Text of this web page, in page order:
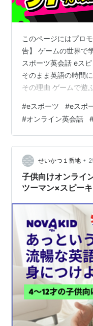
このページにはプロ
告】 ゲームの世界で
スポーツ英会話 eス
そのまま英語の時間
その理由 ゲームで遊
継続率と、これまで
しい英語教育のかた
ービスです レッスン
とめ：好きなことか
が、そのまま英語の
りしていて困る」
#eスポーツ #eスポ
#オンライン英会話
せいかつ１番地 •
子供向けオンライ
ツーマン×スピー